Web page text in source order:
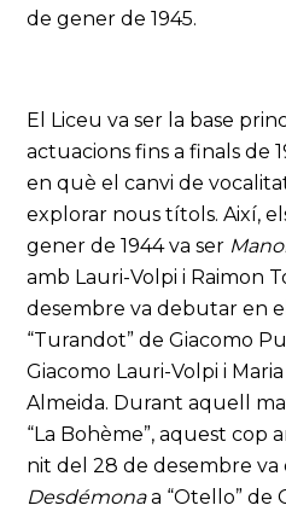
de gener de 1945.
El Liceu va ser la base
actuacions fins a finals de
en què el canvi de
explorar nous títols. Així,
gener de 1944 va ser
amb Lauri-Volpi i Raimon
desembre va debutar en
“Turandot” de Giacomo
Giacomo Lauri-Volpi i
Almeida. Durant aquell
“La Bohème”, aquest cop
nit del 28 de desembre
Desdémonaa “Otello” de